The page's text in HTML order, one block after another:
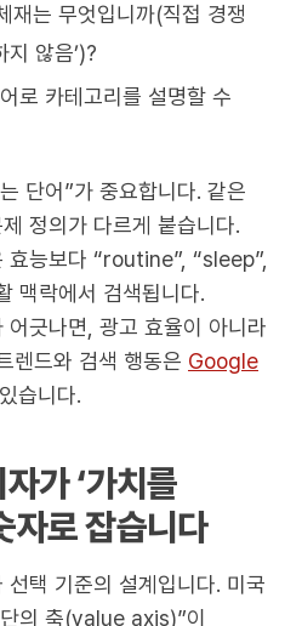
재는 무엇입니까(직접 경쟁
지 않음’)?
로 카테고리를 설명할 수
단어”가 중요합니다. 같은
정의가 다르게 붙습니다.
효능보다 “routine”, “sleep”,
맥락에서 검색됩니다.
어긋나면, 광고 효율이 아니라
렌드와 검색 행동은 Google
습니다.
가 ‘가치를
자로 잡습니다
택 기준의 설계입니다. 미국
의 축(value axis)”이